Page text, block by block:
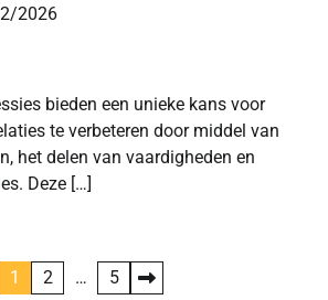
2026
bieden een unieke kans voor
te verbeteren door middel van
het delen van vaardigheden en
Deze […]
1 2 … 5